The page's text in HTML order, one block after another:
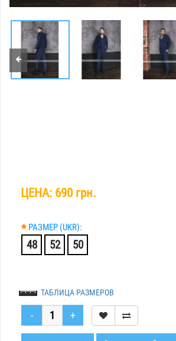
ЦЕНА: 690 грн.
* РАЗМЕР (UKR):
48 52 50
ТАБЛИЦА РАЗМЕРОВ